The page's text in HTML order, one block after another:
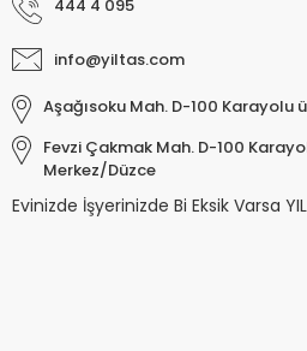
444 4 095
info@yiltas.com
Aşağısoku Mah. D-100 Karayolu
Fevzi Çakmak Mah. D-100
Merkez/Düzce
Evinizde İşyerinizde Bi Eksik Varsa